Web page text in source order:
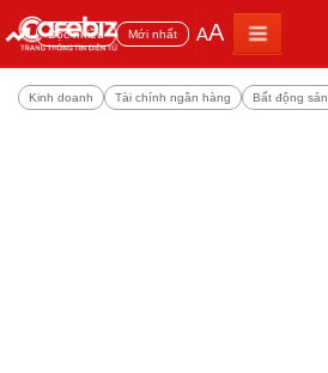
Đọc nhiều Mới nhất AA
Kinh doanh Tài chính ngân hàng Bất động sản